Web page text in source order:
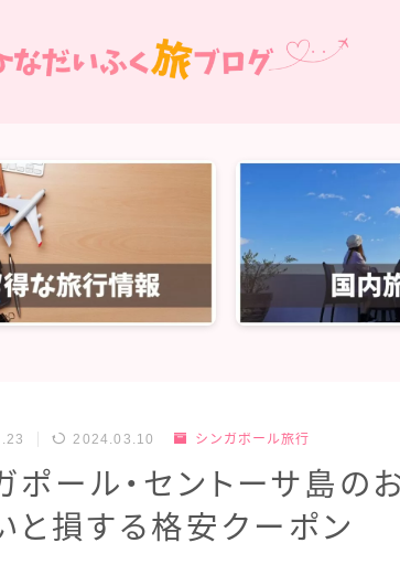
2024.03.10 シンガポール旅行
ポール・セントーサ島の
と損する格安クーポン